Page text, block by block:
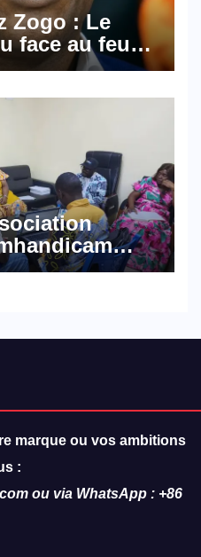
Zogo : Le
face au feu
de la
d’une
marque ou vos ambitions
:
ou via WhatsApp : +86